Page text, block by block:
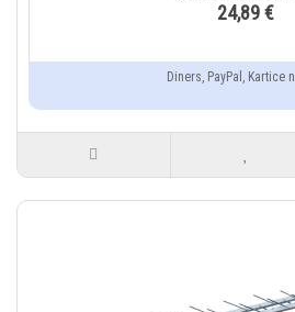
24,89 €
Diners, PayPal, Kartice